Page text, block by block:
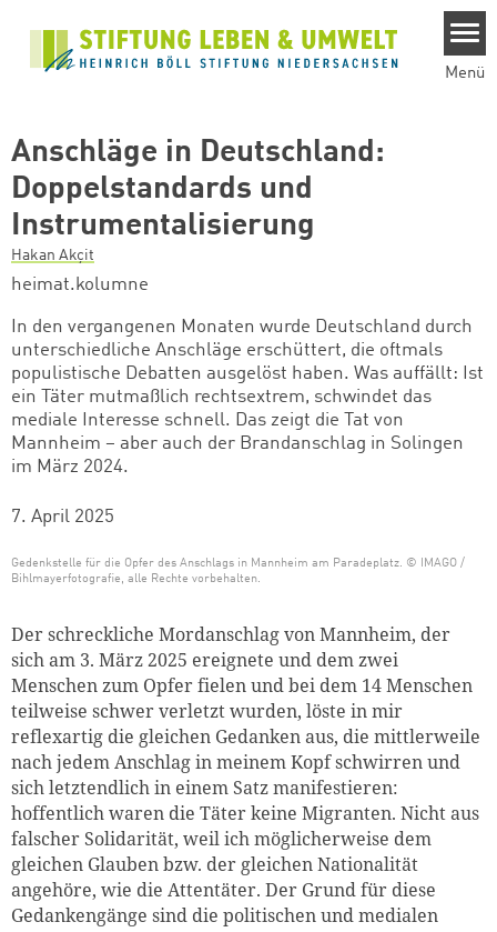
Menü
Anschläge in Deutschland:
Doppelstandards und
Instrumentalisierung
Hakan Akçit
heimat.kolumne
In den vergangenen Monaten wurde Deutschland durch
unterschiedliche Anschläge erschüttert, die oftmals
populistische Debatten ausgelöst haben. Was auffällt: Ist
ein Täter mutmaßlich rechtsextrem, schwindet das
mediale Interesse schnell. Das zeigt die Tat von
Mannheim – aber auch der Brandanschlag in Solingen
im März 2024.
7. April 2025
Teaser Bild Untertitel
Gedenkstelle für die Opfer des Anschlags in Mannheim am Paradeplatz. © IMAGO /
Bihlmayerfotografie, alle Rechte vorbehalten.
Der schreckliche Mordanschlag von Mannheim, der
sich am 3. März 2025 ereignete und dem zwei
Menschen zum Opfer fielen und bei dem 14 Menschen
teilweise schwer verletzt wurden, löste in mir
reflexartig die gleichen Gedanken aus, die mittlerweile
nach jedem Anschlag in meinem Kopf schwirren und
sich letztendlich in einem Satz manifestieren:
hoffentlich waren die Täter keine Migranten. Nicht aus
falscher Solidarität, weil ich möglicherweise dem
gleichen Glauben bzw. der gleichen Nationalität
angehöre, wie die Attentäter. Der Grund für diese
Gedankengänge sind die politischen und medialen